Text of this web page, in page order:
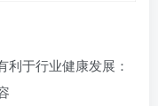
于行业健康发展：